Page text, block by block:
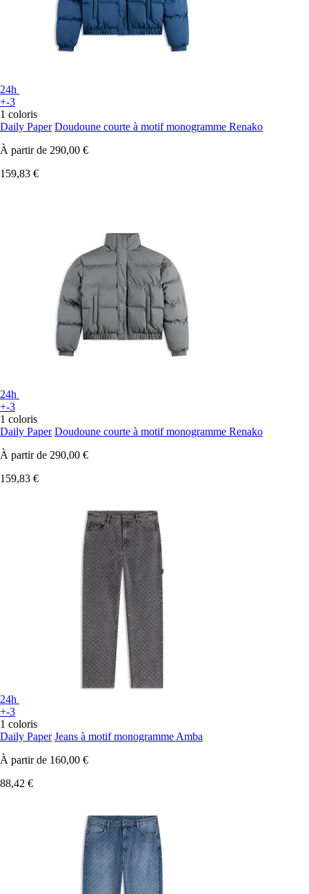
24h
+-3
1 coloris
Daily Paper Doudoune courte à motif monogramme Renako
À partir de 290,00 €
159,83 €
24h
+-3
1 coloris
Daily Paper Doudoune courte à motif monogramme Renako
À partir de 290,00 €
159,83 €
24h
+-3
1 coloris
Daily Paper Jeans à motif monogramme Amba
À partir de 160,00 €
88,42 €